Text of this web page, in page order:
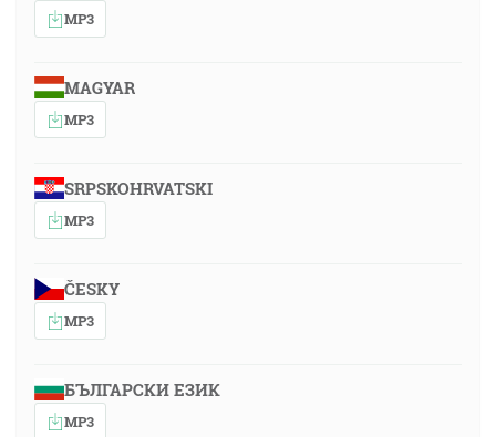
MP3
MAGYAR
MP3
SRPSKOHRVATSKI
MP3
ČESKY
MP3
БЪЛГАРСКИ ЕЗИК
MP3